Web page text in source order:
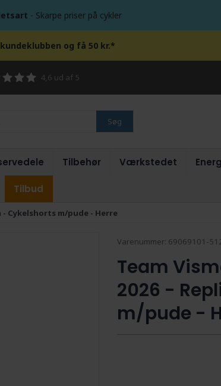
- Skarpe priser på cykler
og få 50 kr.*
4,6 ud af 5
Søg
Tilbehør Værkstedet
Tilbud
- Cykelshorts m/pude - Herre
Varenummer: 69069101-
Team
2026 -
m/pude -